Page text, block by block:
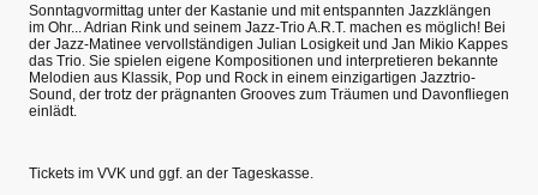
Sonntagvormittag unter der Kastanie und mit entspannten Jazzklängen
im Ohr... Adrian Rink und seinem Jazz-Trio A.R.T. machen es möglich! Bei
der Jazz-Matinee vervollständigen Julian Losigkeit und Jan Mikio Kappes
das Trio. Sie spielen eigene Kompositionen und interpretieren bekannte
Melodien aus Klassik, Pop und Rock in einem einzigartigen Jazztrio-
Sound, der trotz der prägnanten Grooves zum Träumen und Davonfliegen
einlädt.
Tickets im VVK und ggf. an der Tageskasse.